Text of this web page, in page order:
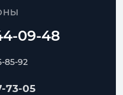
85-92
73-05